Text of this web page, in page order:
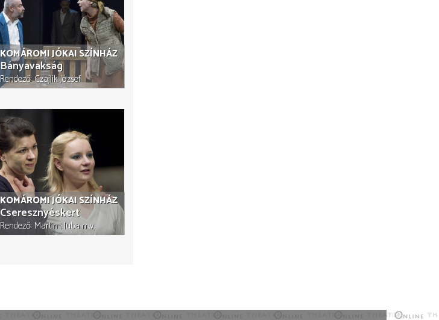
KOMÁROMI JÓKAI SZÍNHÁZ
Bányavakság
Rendező Czajlik József
KOMÁROMI JÓKAI SZÍNHÁZ
Cseresznyéskert
Rendező Martin Huba m.v.